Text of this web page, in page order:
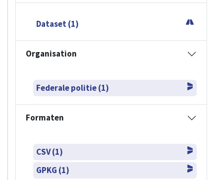
Dataset (1)
Organisation
Federale politie (1)
Formaten
CSV (1)
GPKG (1)